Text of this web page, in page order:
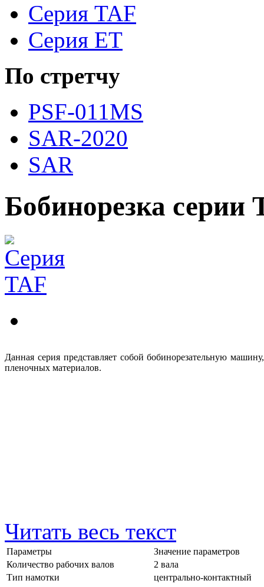
Серия TAF
Серия ET
По стретчу
PSF-011MS
SAR-2020
SAR
Бобинорезка серии
Данная серия представляет собой бобинорезательную
пленочных материалов.
Читать весь текст
Параметры
Значение параметров
Количество рабочих валов
2 вала
Тип намотки
центрально-контактный